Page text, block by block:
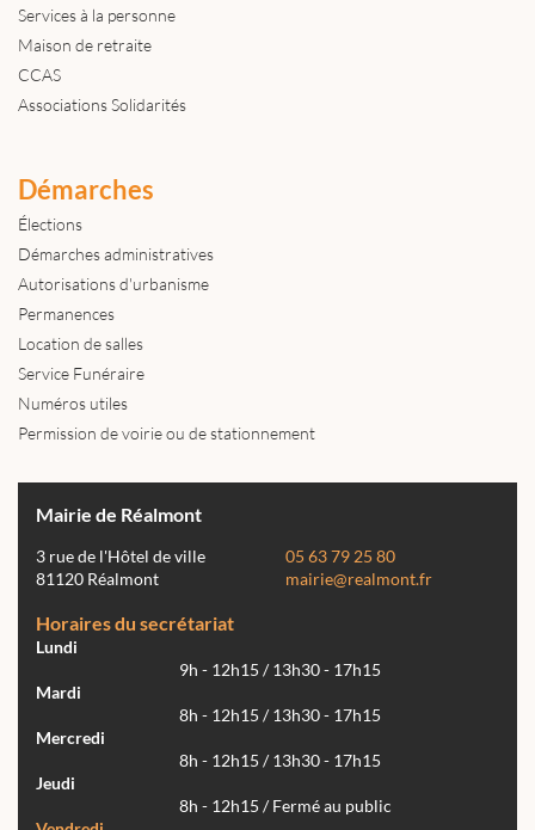
Services à la personne
Maison de retraite
CCAS
Associations Solidarités
Démarches
Élections
Démarches administratives
Autorisations d'urbanisme
Permanences
Location de salles
Service Funéraire
Numéros utiles
Permission de voirie ou de stationnement
Mairie de Réalmont
3 rue de l'Hôtel de ville
81120 Réalmont
05 63 79 25 80
mairie@realmont.fr
Horaires du secrétariat
Lundi
9h - 12h15 / 13h30 - 17h15
Mardi
8h - 12h15 / 13h30 - 17h15
Mercredi
8h - 12h15 / 13h30 - 17h15
Jeudi
8h - 12h15 / Fermé au public